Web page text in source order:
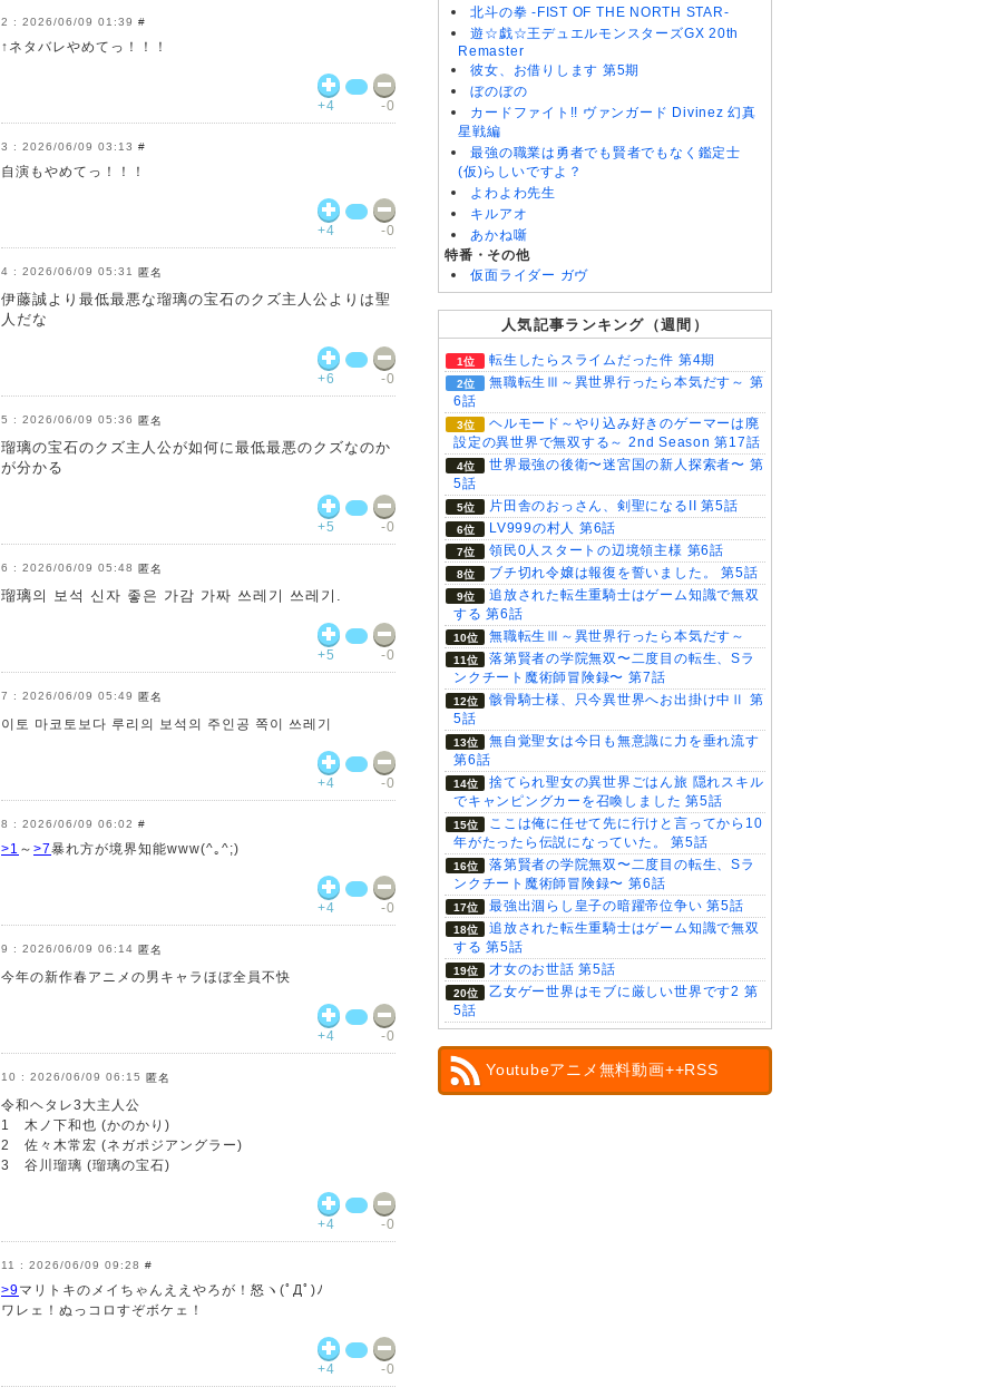
2026/06/09 01:39 #
↑ネタバレやめてっ！！！
+4 -0
2026/06/09 03:13 #
自演もやめてっ！！！
+4 -0
2026/06/09 05:31 匿名
伊藤誠より最低最悪な瑠璃の宝石のクズ主人公よりは聖
人だな
+6 -0
2026/06/09 05:36 匿名
瑠璃の宝石のクズ主人公が如何に最低最悪のクズなのか
が分かる
+5 -0
2026/06/09 05:48 匿名
瑠璃의 보석 신자 좋은 가감 가짜 쓰레기 쓰레기.
+5 -0
2026/06/09 05:49 匿名
이토 마코토보다 루리의 보석의 주인공 쪽이 쓰레기
+4 -0
2026/06/09 06:02 #
>1 ～ >7暴れ方が境界知能www(^｡^;)
+4 -0
2026/06/09 06:14 匿名
今年の新作春アニメの男キャラほぼ全員不快
+4 -0
2026/06/09 06:15 匿名
令和ヘタレ3大主人公
1 木ノ下和也 (かのかり)
2 佐々木常宏 (ネガポジアングラー)
3 谷川瑠璃 (瑠璃の宝石)
+4 -0
2026/06/09 09:28 #
>9マリトキのメイちゃんええやろが！怒ヽ(ﾟДﾟ)ﾉ
ワレェ！ぬっコロすぞボケェ！
+4 -0
北斗の拳 -FIST OF THE NORTH STAR-
遊☆戯☆王デュエルモンスターズGX 20th
Remaster
彼女、お借りします 第5期
ぼのぼの
カードファイト!! ヴァンガード Divinez 幻真
星戦編
最強の職業は勇者でも賢者でもなく鑑定士
(仮)らしいですよ？
よわよわ先生
キルアオ
あかね噺
特番・その他
仮面ライダー ガヴ
人気記事ランキング（週間）
転生したらスライムだった件 第4期
無職転生Ⅲ～異世界行ったら本気だす～ 第
6話
ヘルモード～やり込み好きのゲーマーは廃
設定の異世界で無双する～ 2nd Season 第17話
世界最強の後衛〜迷宮国の新人探索者〜 第
5話
片田舎のおっさん、剣聖になるII 第5話
LV999の村人 第6話
領民0人スタートの辺境領主様 第6話
ブチ切れ令嬢は報復を誓いました。 第5話
追放された転生重騎士はゲーム知識で無双
する 第6話
無職転生Ⅲ～異世界行ったら本気だす～
落第賢者の学院無双〜二度目の転生、Sラ
ンクチート魔術師冒険録〜 第7話
骸骨騎士様、只今異世界へお出掛け中Ⅱ 第
5話
無自覚聖女は今日も無意識に力を垂れ流す
第6話
捨てられ聖女の異世界ごはん旅 隠れスキル
でキャンピングカーを召喚しました 第5話
ここは俺に任せて先に行けと言ってから10
年がたったら伝説になっていた。 第5話
落第賢者の学院無双〜二度目の転生、Sラ
ンクチート魔術師冒険録〜 第6話
最強出涸らし皇子の暗躍帝位争い 第5話
追放された転生重騎士はゲーム知識で無双
する 第5話
才女のお世話 第5話
乙女ゲー世界はモブに厳しい世界です2 第
5話
Youtubeアニメ無料動画++RSS